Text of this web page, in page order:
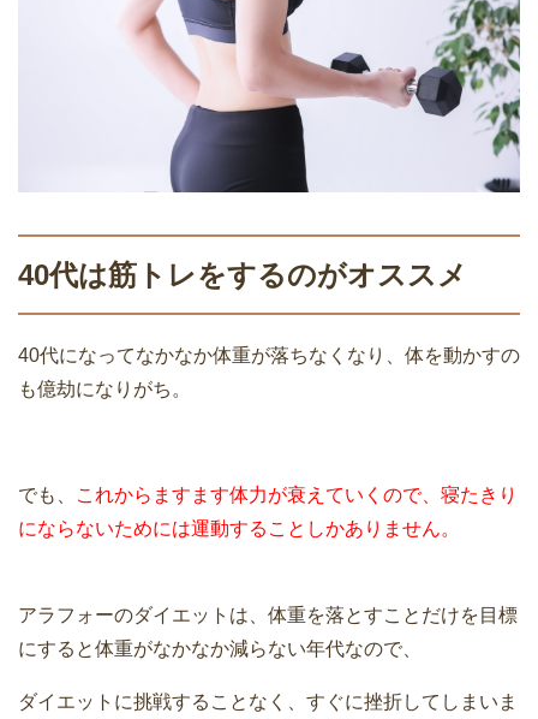
40代は筋トレをするのがオススメ
40代になってなかなか体重が落ちなくなり、体を動かすの
も億劫になりがち。
でも、
これからますます体力が衰えていくので、寝たきり
にならないためには運動することしかありません。
アラフォーのダイエットは、体重を落とすことだけを目標
にすると体重がなかなか減らない年代なので、
ダイエットに挑戦することなく、すぐに挫折してしまいま